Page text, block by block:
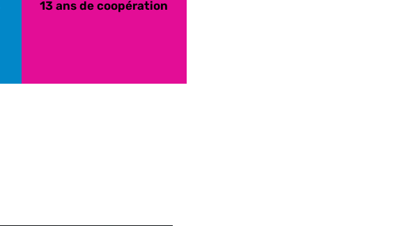
13 ans de coopération